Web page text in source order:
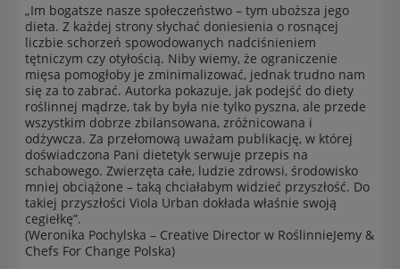
„Im bogatsze nasze społeczeństwo – tym uboższa jego
dieta. Z każdej strony słychać doniesienia o rosnącej
liczbie schorzeń spowodowanych nadciśnieniem
tętniczym czy otyłością. Niby wiemy, że ograniczenie
mięsa pomogłoby je zminimalizować, jednak trudno nam
się za to zabrać. Autorka pokazuje, jak podejść do diety
roślinnej mądrze, tak by była nie tylko pyszna, ale przede
wszystkim dobrze zbilansowana, zróżnicowana i
odżywcza. Za przełomową uważam publikację, w której
doświadczona Pani dietetyk serwuje przepis na
schabowego. Zwierzęta całe, ludzie zdrowsi, środowisko
mniej obciążone – taką chciałabym widzieć przyszłość. Do
takiej przyszłości Viola Urban dokłada właśnie swoją
cegiełkę”.
(Weronika Pochylska – Creative Director w RoślinnieJemy &
Chefs For Change Polska)